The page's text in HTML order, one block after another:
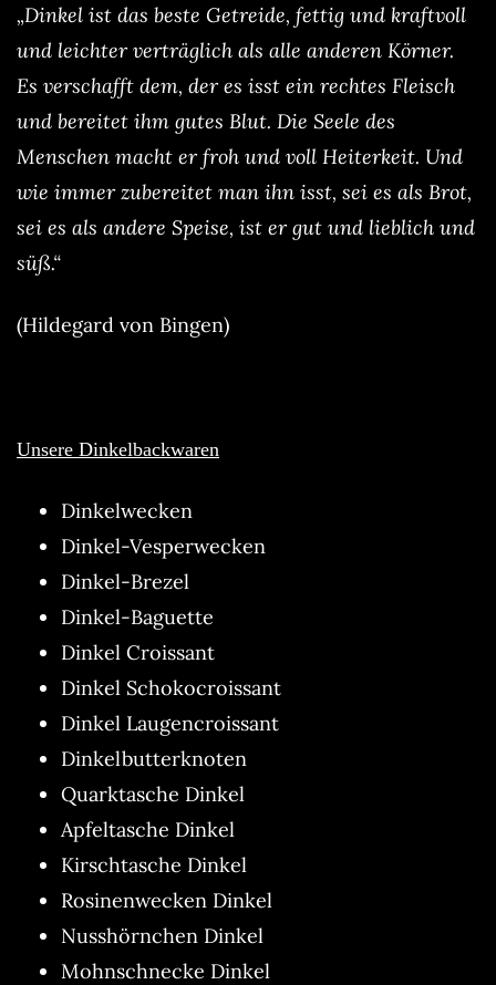
„Dinkel ist das beste Getreide, fettig und kraftvoll
und leichter verträglich als alle anderen Körner.
Es verschafft dem, der es isst ein rechtes Fleisch
und bereitet ihm gutes Blut. Die Seele des
Menschen macht er froh und voll Heiterkeit. Und
wie immer zubereitet man ihn isst, sei es als Brot,
sei es als andere Speise, ist er gut und lieblich und
süß.“
(Hildegard von Bingen)
Unsere Dinkelbackwaren
Dinkelwecken
Dinkel-Vesperwecken
Dinkel-Brezel
Dinkel-Baguette
Dinkel Croissant
Dinkel Schokocroissant
Dinkel Laugencroissant
Dinkelbutterknoten
Quarktasche Dinkel
Apfeltasche Dinkel
Kirschtasche Dinkel
Rosinenwecken Dinkel
Nusshörnchen Dinkel
Mohnschnecke Dinkel